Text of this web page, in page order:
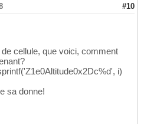
#10
cellule, que voici, comment
i)
sa donne!